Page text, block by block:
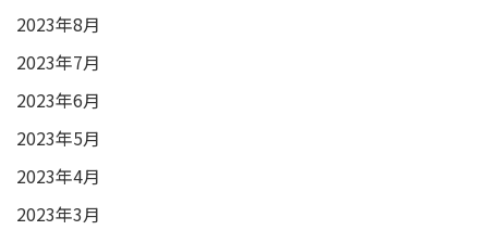
2023年8月
2023年7月
2023年6月
2023年5月
2023年4月
2023年3月